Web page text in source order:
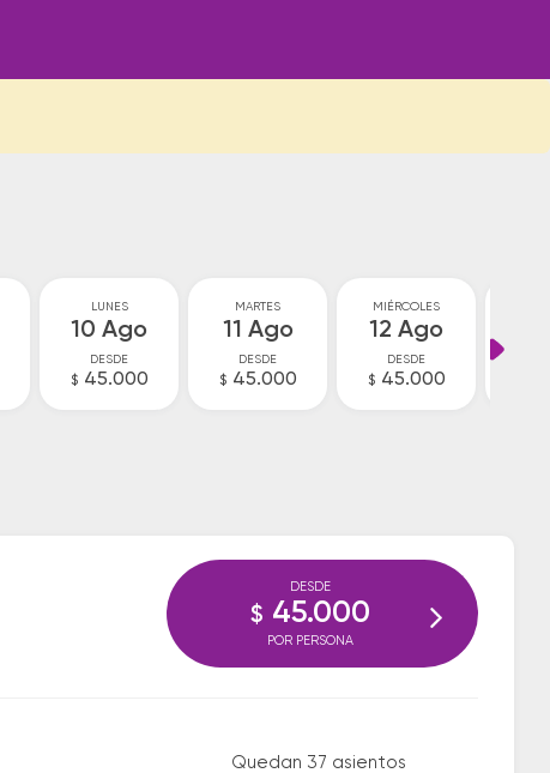
LUNES
10 Ago
DESDE
$ 45.000
MARTES
11 Ago
DESDE
$ 45.000
MIÉRCOLES
12 Ago
DESDE
$ 45.000
Quedan 37 asientos
DESDE
$ 45.000
POR PERSONA